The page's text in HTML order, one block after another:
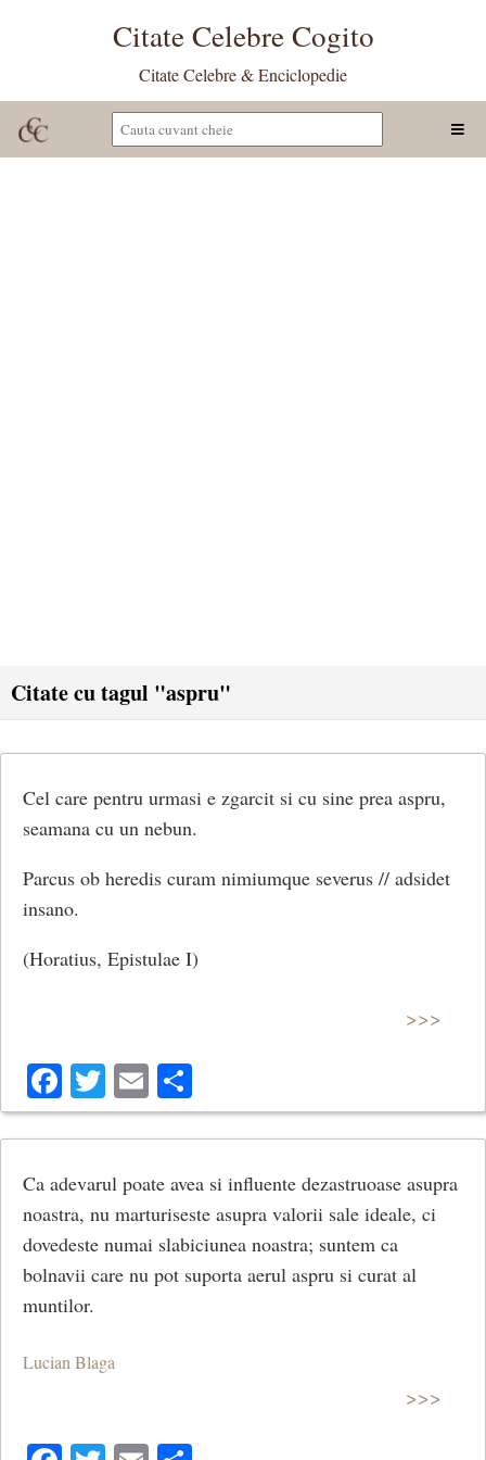
Citate Celebre Cogito
Citate Celebre & Enciclopedie
Citate cu tagul "aspru"
Cel care pentru urmasi e zgarcit si cu sine prea aspru,
seamana cu un nebun.
Parcus ob heredis curam nimiumque severus // adsidet
insano.
(Horatius, Epistulae I)
>>>
Facebook
Twitter
Email
Ca adevarul poate avea si influente dezastruoase asupra
noastra, nu marturiseste asupra valorii sale ideale, ci
dovedeste numai slabiciunea noastra; suntem ca
bolnavii care nu pot suporta aerul aspru si curat al
muntilor.
Lucian Blaga
>>>